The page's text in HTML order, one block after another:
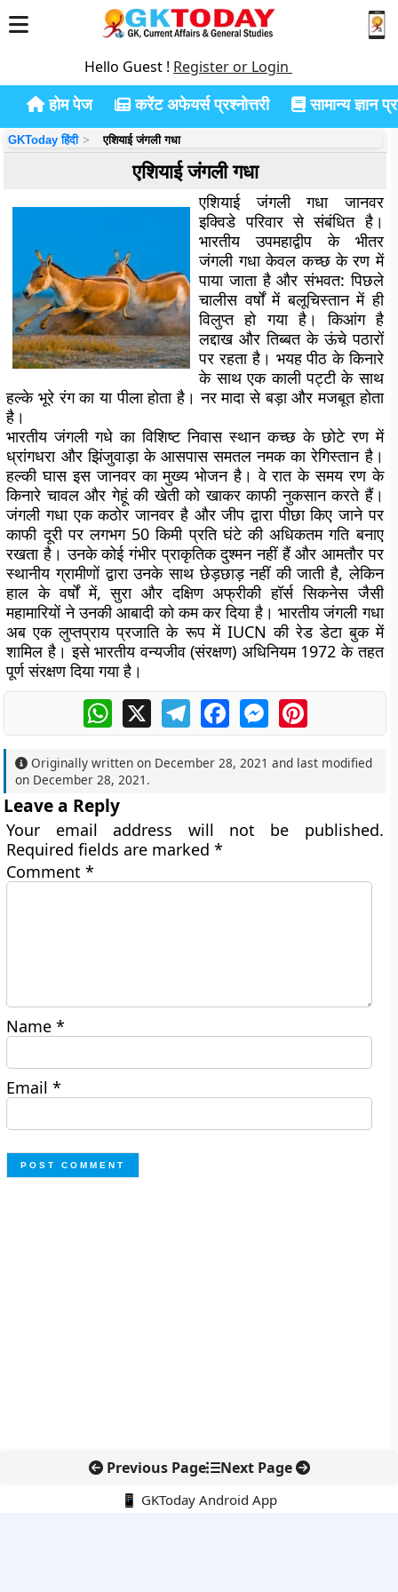
Hello Guest ! Register or Login
होम पेज करेंट अफेयर्स प्रश्नोत्तरी सामान्य ज्ञान
GKToday हिंदी एशियाई जंगली गधा
एशियाई जंगली गधा
एशियाई जंगली गधा जानवर
इक्विडे परिवार से संबंधित है।
भारतीय उपमहाद्वीप के भीतर
जंगली गधा केवल कच्छ के रण में
पाया जाता है और संभवत: पिछले
चालीस वर्षों में बलूचिस्तान में ही
विलुप्त हो गया है। किआंग है
लद्दाख और तिब्बत के ऊंचे पठारों
पर रहता है। भयह पीठ के किनारे
के साथ एक काली पट्टी के साथ
हल्के भूरे रंग का या पीला होता है। नर मादा से बड़ा और मजबूत होता
है।
भारतीय जंगली गधे का विशिष्ट निवास स्थान कच्छ के छोटे रण में
ध्रांगधरा और झिंजुवाड़ा के आसपास समतल नमक का रेगिस्तान है।
हल्की घास इस जानवर का मुख्य भोजन है। वे रात के समय रण के
किनारे चावल और गेहूं की खेती को खाकर काफी नुकसान करते हैं।
जंगली गधा एक कठोर जानवर है और जीप द्वारा पीछा किए जाने पर
काफी दूरी पर लगभग 50 किमी प्रति घंटे की अधिकतम गति बनाए
रखता है। उनके कोई गंभीर प्राकृतिक दुश्मन नहीं हैं और आमतौर पर
स्थानीय ग्रामीणों द्वारा उनके साथ छेड़छाड़ नहीं की जाती है, लेकिन
हाल के वर्षों में, सुरा और दक्षिण अफ्रीकी हॉर्स सिकनेस जैसी
महामारियों ने उनकी आबादी को कम कर दिया है। भारतीय जंगली गधा
अब एक लुप्तप्राय प्रजाति के रूप में IUCN की रेड डेटा बुक में
शामिल है। इसे भारतीय वन्यजीव (संरक्षण) अधिनियम 1972 के तहत
पूर्ण संरक्षण दिया गया है।
WhatsApp
X TelegramFacebookMessengerPinterest
Originally written on December 28, 2021 and last modified
on December 28, 2021 .
Leave a Reply
Your email address will not be published.
Required fields are marked*
Comment*
Name*
Email*
Previous Page Next Page
📱 GKToday Android App